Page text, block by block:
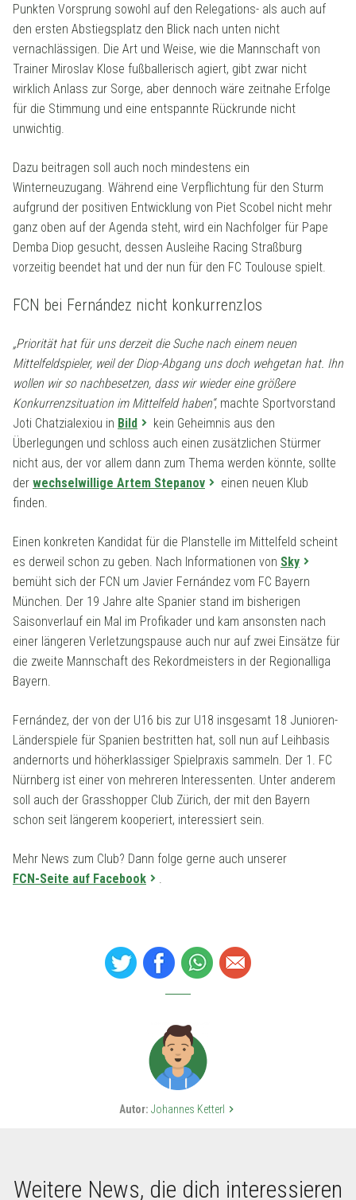
Punkten Vorsprung sowohl auf den Relegations- als auch auf
den ersten Abstiegsplatz den Blick nach unten nicht
vernachlässigen. Die Art und Weise, wie die Mannschaft von
Trainer Miroslav Klose fußballerisch agiert, gibt zwar nicht
wirklich Anlass zur Sorge, aber dennoch wäre zeitnahe Erfolge
für die Stimmung und eine entspannte Rückrunde nicht
unwichtig.
Dazu beitragen soll auch noch mindestens ein
Winterneuzugang. Während eine Verpflichtung für den Sturm
aufgrund der positiven Entwicklung von Piet Scobel nicht mehr
ganz oben auf der Agenda steht, wird ein Nachfolger für Pape
Demba Diop gesucht, dessen Ausleihe Racing Straßburg
vorzeitig beendet hat und der nun für den FC Toulouse spielt.
FCN bei Fernández nicht konkurrenzlos
„Priorität hat für uns derzeit die Suche nach einem neuen
Mittelfeldspieler, weil der Diop-Abgang uns doch wehgetan hat. Ihn
wollen wir so nachbesetzen, dass wir wieder eine größere
Konkurrenzsituation im Mittelfeld haben“, machte Sportvorstand
Joti Chatzialexiou in Bild
kein Geheimnis aus den
Überlegungen und schloss auch einen zusätzlichen Stürmer
nicht aus, der vor allem dann zum Thema werden könnte, sollte
der wechselwillige Artem Stepanov
einen neuen Klub
finden.
Einen konkreten Kandidat für die Planstelle im Mittelfeld scheint
es derweil schon zu geben. Nach Informationen von Sky
bemüht sich der FCN um Javier Fernández vom FC Bayern
München. Der 19 Jahre alte Spanier stand im bisherigen
Saisonverlauf ein Mal im Profikader und kam ansonsten nach
einer längeren Verletzungspause auch nur auf zwei Einsätze für
die zweite Mannschaft des Rekordmeisters in der Regionalliga
Bayern.
Fernández, der von der U16 bis zur U18 insgesamt 18 Junioren-
Länderspiele für Spanien bestritten hat, soll nun auf Leihbasis
andernorts und höherklassiger Spielpraxis sammeln. Der 1. FC
Nürnberg ist einer von mehreren Interessenten. Unter anderem
soll auch der Grasshopper Club Zürich, der mit den Bayern
schon seit längerem kooperiert, interessiert sein.
Mehr News zum Club? Dann folge gerne auch unserer
FCN-Seite auf Facebook
.
Autor: Johannes Ketterl keyboard_arrow_right
Weitere News, die dich interessieren